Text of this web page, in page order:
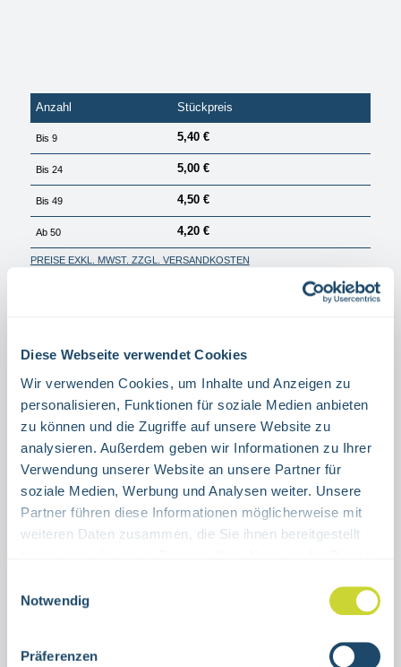
Diese Webseite verwendet Cookies
Wir verwenden Cookies, um Inhalte und Anzeigen zu
personalisieren, Funktionen für soziale Medien anbieten
zu können und die Zugriffe auf unsere Website zu
analysieren. Außerdem geben wir Informationen zu Ihrer
Verwendung unserer Website an unsere Partner für
soziale Medien, Werbung und Analysen weiter. Unsere
Partner führen diese Informationen möglicherweise mit
weiteren Daten zusammen, die Sie ihnen bereitgestellt
Notwendig
Präferenzen
Anzahl Stückpreis
Bis9 5,40 €
Bis24 5,00 €
Bis49 4,50 €
Ab50 4,20 €
PREISE EXKL. MWST. ZZGL. VERSANDKOSTEN
15 X 15 CM
20 X 20 CM 30 X 30 CM
10 X 10 CM
Materialauswählen
ALUMINIUM
(DIESE OPTION IST ZURZEIT NICHT VERFÜGBAR.)
FOLIE
Stück
IN DEN WARENKORB
Beschreibung